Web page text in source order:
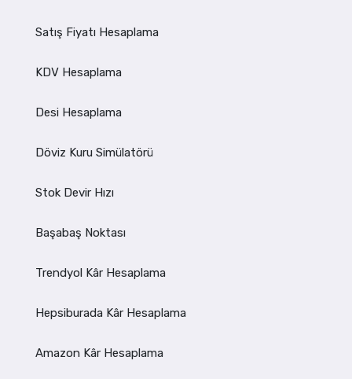
Satış Fiyatı Hesaplama
KDV Hesaplama
Desi Hesaplama
Döviz Kuru Simülatörü
Stok Devir Hızı
Başabaş Noktası
Trendyol Kâr Hesaplama
Hepsiburada Kâr Hesaplama
Amazon Kâr Hesaplama